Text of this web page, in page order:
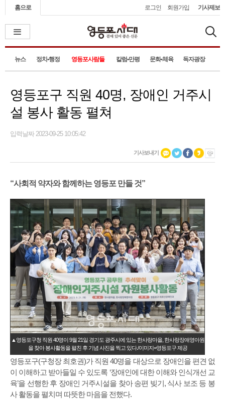
홈으로 로그인 회원가입 기사제보
뉴스 정치•행정 영등포사람들 칼럼•만평 문화•체육 독자광장
영등포구 직원 40명, 장애인 거주시
설 봉사 활동 펼쳐
입력날짜 2023-09-25 10:05:42
기사보내기
“사회적 약자와 함께하는 영등포 만들 것”
▲영등포구청 직원 40명이 9월 21일 경기도 광주시에 있는 한사랑마을, 한사랑장애영아원
을 찾아 봉사활동을 펼친 후 기념 사진을 찍고 있다./이미지=영등포구 제공
영등포구(구청장 최호권)가 직원 40명을 대상으로 장애인을 편견 없
이 이해하고 받아들일 수 있도록 ‘장애인에 대한 이해와 인식개선 교
육’을 선행한 후 장애인 거주시설을 찾아 송편 빚기, 식사 보조 등 봉
사 활동을 펼치며 따뜻한 마음을 전했다.